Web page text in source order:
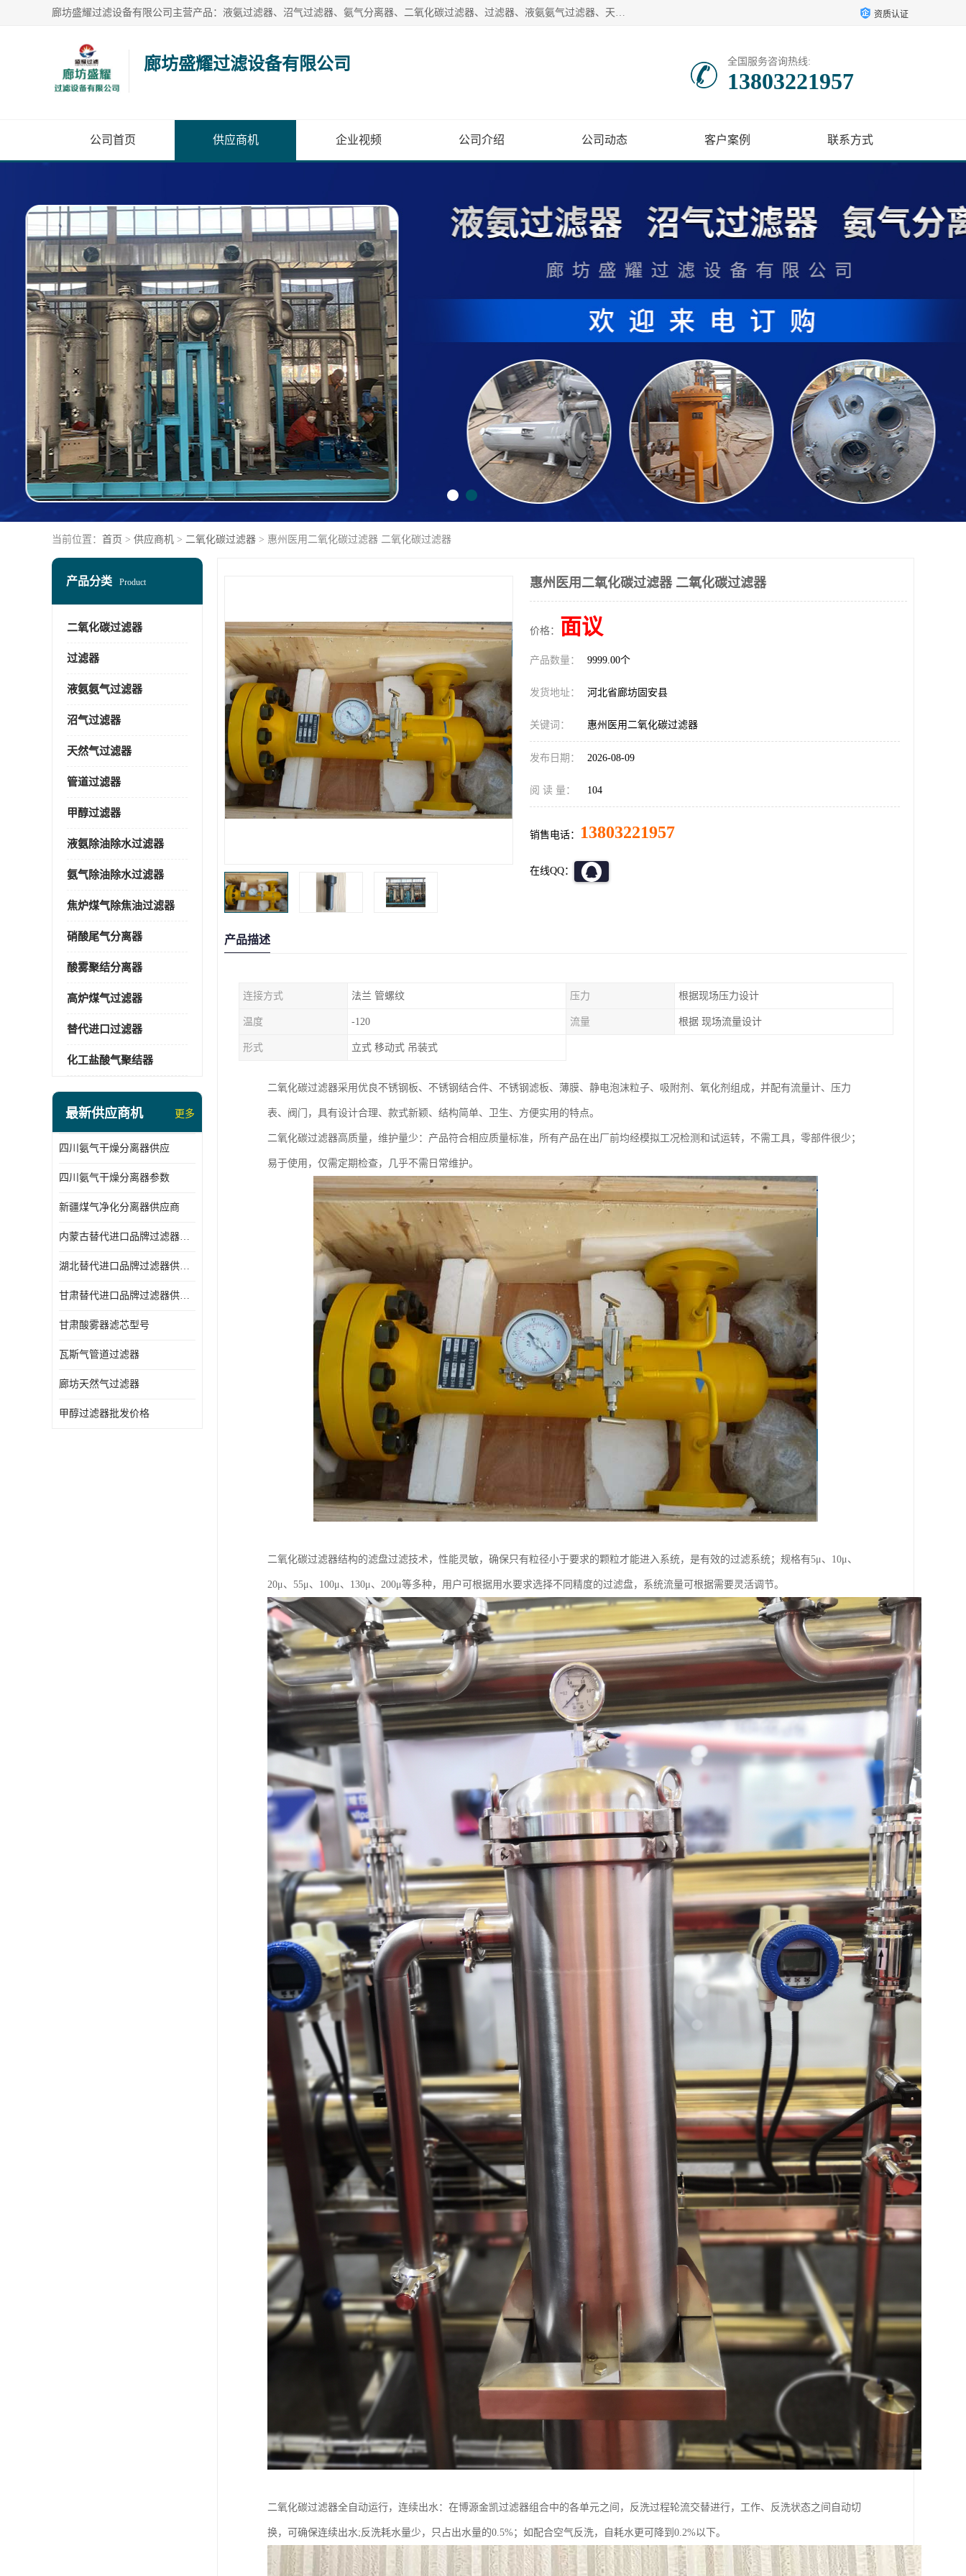
廊坊盛耀过滤设备有限公司主营产品：液氨过滤器、沼气过滤器、氨气分离器、二氧化碳过滤器、过滤器、液氨氨气过滤器、天然气过滤器、管道过滤器、*过滤器、液氨除油除水过滤器、氨气除油除水过滤器、焦炉煤气除焦油过滤器等。 资质认证
廊坊盛耀过滤设备有限公司 全国服务咨询热线:
13803221957
公司首页 供应商机 企业视频 公司介绍 公司动态 客户案例 联系方式
当前位置： 首页 > 供应商机 > 二氧化碳过滤器 > 惠州医用二氧化碳过滤器 二氧化碳过滤器
产品分类 Product
二氧化碳过滤器
过滤器
液氨氨气过滤器
沼气过滤器
天然气过滤器
管道过滤器
甲醇过滤器
液氨除油除水过滤器
氨气除油除水过滤器
焦炉煤气除焦油过滤器
硝酸尾气分离器
酸雾聚结分离器
高炉煤气过滤器
替代进口过滤器
化工盐酸气聚结器
最新供应商机 更多
四川氨气干燥分离器供应
四川氨气干燥分离器参数
新疆煤气净化分离器供应商
内蒙古替代进口品牌过滤器厂家
湖北替代进口品牌过滤器供应商
甘肃替代进口品牌过滤器供应商
甘肃酸雾器滤芯型号
瓦斯气管道过滤器
廊坊天然气过滤器
甲醇过滤器批发价格
惠州医用二氧化碳过滤器 二氧化碳过滤器
价格： 面议
产品数量： 9999.00个
发货地址： 河北省廊坊固安县
关键词： 惠州医用二氧化碳过滤器
发布日期： 2026-08-09
阅 读 量： 104
销售电话： 13803221957
在线QQ：
产品描述
连接方式 法兰 管螺纹 压力 根据现场压力设计
温度 -120 流量 根据 现场流量设计
形式 立式 移动式 吊装式
二氧化碳过滤器采用优良不锈钢板、不锈钢结合件、不锈钢滤板、薄膜、静电泡沫粒子、吸附剂、氧化剂组成，并配有流量计、压力
表、阀门，具有设计合理、款式新颖、结构简单、卫生、方便实用的特点。
二氧化碳过滤器高质量，维护量少：产品符合相应质量标准，所有产品在出厂前均经模拟工况检测和试运转，不需工具，零部件很少；
易于使用，仅需定期检查，几乎不需日常维护。
二氧化碳过滤器结构的滤盘过滤技术，性能灵敏，确保只有粒径小于要求的颗粒才能进入系统，是有效的过滤系统；规格有5μ、10μ、
20μ、55μ、100μ、130μ、200μ等多种，用户可根据用水要求选择不同精度的过滤盘，系统流量可根据需要灵活调节。
二氧化碳过滤器全自动运行，连续出水：在博源金凯过滤器组合中的各单元之间，反洗过程轮流交替进行，工作、反洗状态之间自动切
换，可确保连续出水;反洗耗水量少，只占出水量的0.5%；如配合空气反洗，自耗水更可降到0.2%以下。